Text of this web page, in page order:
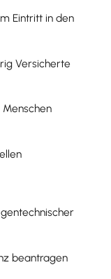
Eintritt in den
Versicherte
beantragen